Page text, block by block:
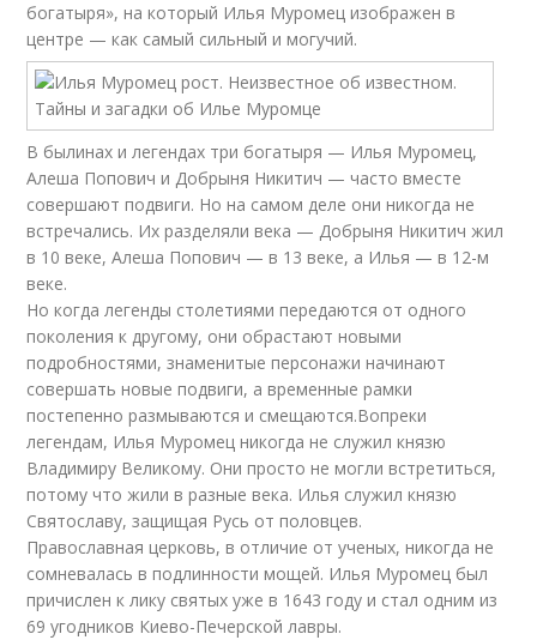
богатыря», на который Илья Муромец изображен в
центре — как самый сильный и могучий.
В былинах и легендах три богатыря — Илья Муромец,
Алеша Попович и Добрыня Никитич — часто вместе
совершают подвиги. Но на самом деле они никогда не
встречались. Их разделяли века — Добрыня Никитич жил
в 10 веке, Алеша Попович — в 13 веке, а Илья — в 12-м
веке.
Но когда легенды столетиями передаются от одного
поколения к другому, они обрастают новыми
подробностями, знаменитые персонажи начинают
совершать новые подвиги, а временные рамки
постепенно размываются и смещаются.Вопреки
легендам, Илья Муромец никогда не служил князю
Владимиру Великому. Они просто не могли встретиться,
потому что жили в разные века. Илья служил князю
Святославу, защищая Русь от половцев.
Православная церковь, в отличие от ученых, никогда не
сомневалась в подлинности мощей. Илья Муромец был
причислен к лику святых уже в 1643 году и стал одним из
69 угодников Киево-Печерской лавры.